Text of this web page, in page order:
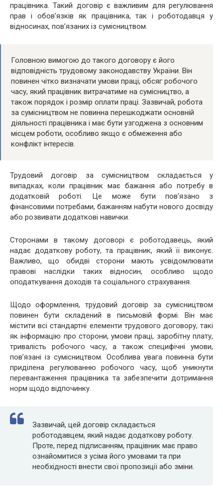
працівника. Такий договір є важливим для регулювання
прав і обов’язків як працівника, так і роботодавця у
відносинах, пов’язаних із сумісництвом.
Головною вимогою до такого договору є його
відповідність трудовому законодавству України. Він
повинен чітко визначати умови праці, обсяг робочого
часу, який працівник витрачатиме на сумісництво, а
також порядок і розмір оплати праці. Зазвичай, робота
за сумісництвом не повинна перешкоджати основній
діяльності працівника і має бути узгоджена з основним
місцем роботи, особливо якщо є обмеження або
конфлікт інтересів.
Трудовий договір за сумісництвом складається у
випадках, коли працівник має бажання або потребу в
додатковій роботі. Це може бути пов’язано з
фінансовими потребами, бажанням набути нового досвіду
або розвивати додаткові навички.
Сторонами в такому договорі є роботодавець, який
надає додаткову роботу, та працівник, який її виконує.
Важливо, що обидві сторони мають усвідомлювати
правові наслідки таких відносин, особливо щодо
оподаткування доходів та соціального страхування.
Щодо оформлення, трудовий договір за сумісництвом
повинен бути складений в письмовій формі. Він має
містити всі стандартні елементи трудового договору, такі
як інформацію про сторони, умови праці, заробітну плату,
тривалість робочого часу, а також специфічні умови,
пов’язані із сумісництвом. Особлива увага повинна бути
приділена регулюванню робочого часу, щоб уникнути
перевантаження працівника та забезпечити дотримання
норм щодо відпочинку.
Зазвичай, цей договір складається
роботодавцем, який надає додаткову роботу.
Проте, перед підписанням, працівник має право
ознайомитися з усіма його умовами та при
необхідності внести свої пропозиції або зміни.